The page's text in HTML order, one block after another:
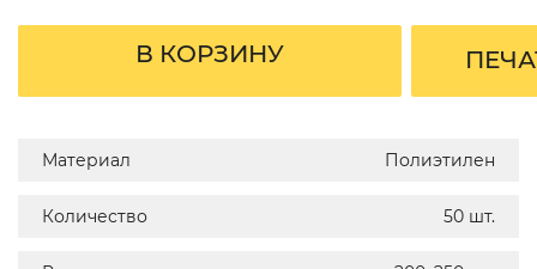
В КОРЗИНУ
Материал Полиэтилен
Количество 50 шт.